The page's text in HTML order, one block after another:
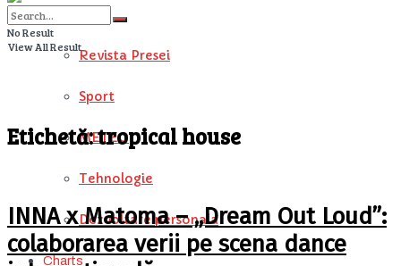
STIRI
Revista Presei
Sport
METEO
Tehnologie
Dezvoltare personala
Charts
No Result
View All Result
Etichetă:tropical house
INNA x Matoma – „Dream Out Loud”:
colaborarea verii pe scena dance